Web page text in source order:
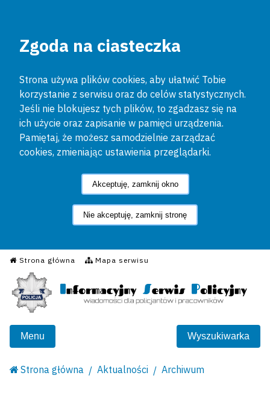
Zgoda na ciasteczka
Strona używa plików cookies, aby ułatwić Tobie
korzystanie z serwisu oraz do celów statystycznych.
Jeśli nie blokujesz tych plików, to zgadzasz się na
ich użycie oraz zapisanie w pamięci urządzenia.
Pamiętaj, że możesz samodzielnie zarządzać
cookies, zmieniając ustawienia przeglądarki.
Akceptuję, zamknij okno
Nie akceptuję, zamknij stronę
Strona główna Mapa serwisu
Informacyjny Serwis
Menu Wyszukiwarka
Strona główna Aktualności Archiwum